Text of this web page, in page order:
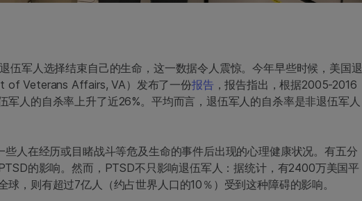
伍军人选择结束自己的生命，这一数据令人震惊。今年早些时候，美国退
of Veterans Affairs, VA）发布了一份报告 ，报告指出，根据2005-2016
军人的自杀率上升了近26%。平均而言，退伍军人的自杀率是非退伍军人
人在经历或目睹战斗等危及生命的事件后出现的心理健康状况。有五分
的影响。然而，PTSD不只影响退伍军人：据统计，有2400万美国平
球，则有超过7亿人（约占世界人口的10％）受到这种障碍的影响。